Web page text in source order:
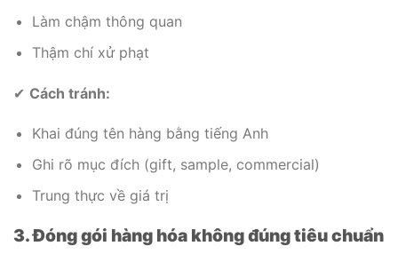
Làm chậm thông quan
Thậm chí xử phạt
✔ Cách tránh:
Khai đúng tên hàng bằng tiếng Anh
Ghi rõ mục đích (gift, sample, commercial)
Trung thực về giá trị
3. Đóng gói hàng hóa không đúng tiêu chuẩn